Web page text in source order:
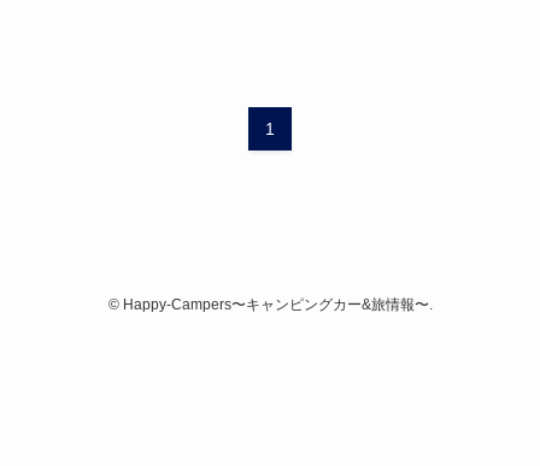
1
©Happy-Campers〜キャンピングカー&旅情報〜.